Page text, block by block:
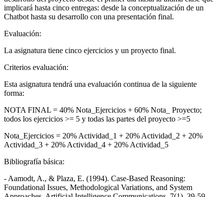
implicará hasta cinco entregas: desde la conceptualización de un
Chatbot hasta su desarrollo con una presentación final.
Evaluación:
La asignatura tiene cinco ejercicios y un proyecto final.
Criterios evaluación:
Esta asignatura tendrá una evaluación continua de la siguiente
forma:
NOTA FINAL = 40% Nota_Ejercicios + 60% Nota_ Proyecto;
todos los ejercicios >= 5 y todas las partes del proyecto >=5
Nota_Ejercicios = 20% Actividad_1 + 20% Actividad_2 + 20%
Actividad_3 + 20% Actividad_4 + 20% Actividad_5
Bibliografía básica:
- Aamodt, A., & Plaza, E. (1994). Case-Based Reasoning:
Foundational Issues, Methodological Variations, and System